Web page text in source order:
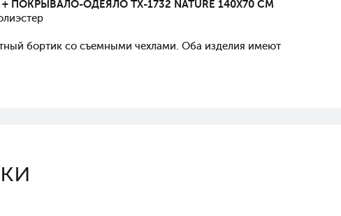
+ ПОКРЫВАЛО-ОДЕЯЛО TX-1732 NATURE 140X70 CM
бортик со съемными чехлами. Оба изделия имеют